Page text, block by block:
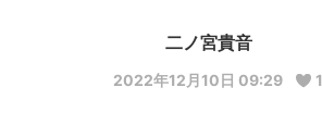
二ノ宮貴音
2022年12月10日 09:29 1